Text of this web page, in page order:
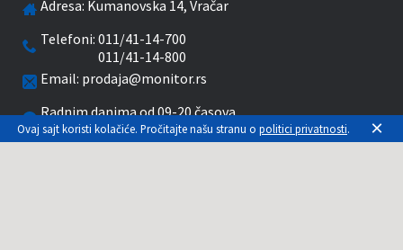
Adresa: Kumanovska 14, Vračar
Telefoni:011/41-14-700
011/41-14-800
Email: prodaja@monitor.rs
Radnim danima od 09-20 časova
Subotom od 10-15 časova
Ovaj sajt koristi kolačiće. Pročitajte našu stranu o politici privatnosti. ×